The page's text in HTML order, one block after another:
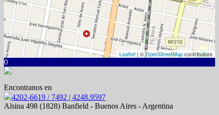
Leaflet | ©OpenStreetMapcontributors
0
Encontranos en
4202-6619 / 7492 | 4248.9597
Alsina 498 (1828) Banfield - Buenos Aires - Argentina